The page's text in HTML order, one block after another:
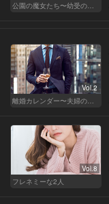
公園の魔女たち〜幼受の世界〜
Vol.2
離婚カレンダー〜夫婦の正しい終わり方〜
Vol.8
フレネミーな2人